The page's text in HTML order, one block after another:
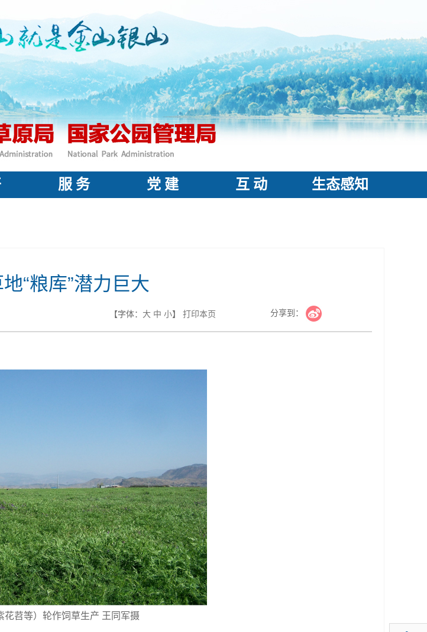
服 务 党 建 互 动 生态感知
“粮库”潜力巨大
【字体： 大 中 小】 打印本页 分享到：
花苕等）轮作饲草生产 王同军摄